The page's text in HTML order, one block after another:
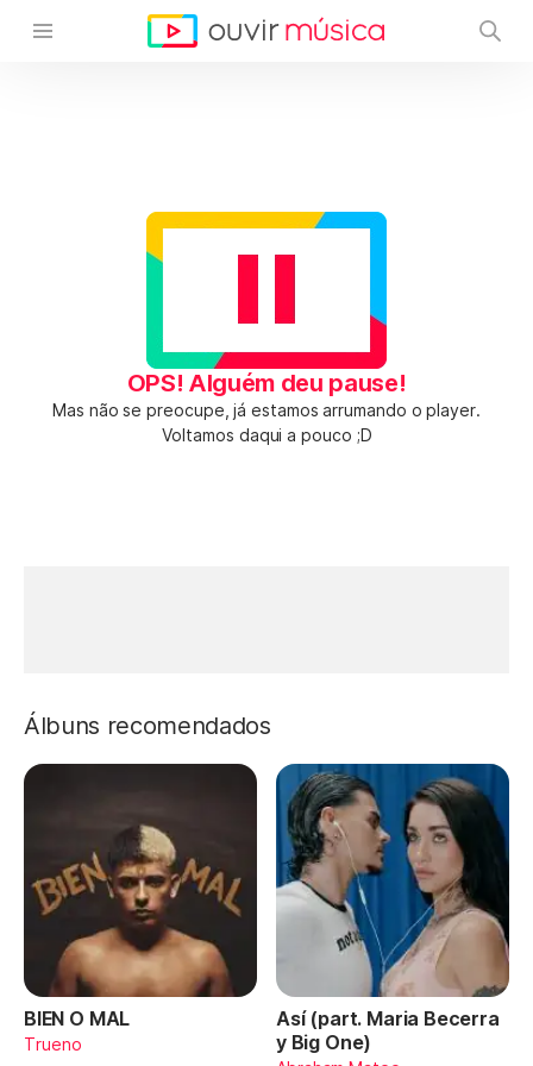
OPS! Alguém deu pause!
Mas não se preocupe, já estamos arrumando o player.
Voltamos daqui a pouco ;D
Álbuns recomendados
BIEN O MAL
Trueno
Así (part. Maria Becerra
y Big One)